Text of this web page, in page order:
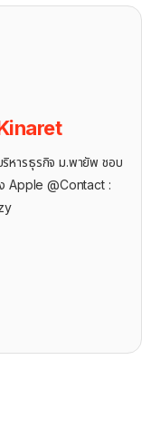
หารธุรกิจ ม.พายัพ ชอบ
Apple @Contact :